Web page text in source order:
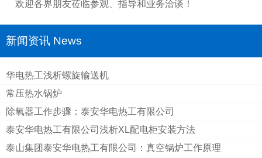
欢迎各界朋友莅临参观、指导和业务洽谈！
新闻资讯 News
华电热工浅析螺旋输送机
常压热水锅炉
除氧器工作步骤：泰安华电热工有限公司
泰安华电热工有限公司浅析XL配电柜安装方法
泰山集团泰安华电热工有限公司：真空锅炉工作原理